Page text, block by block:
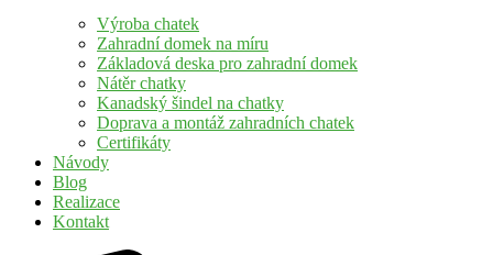
Výroba chatek
Zahradní domek na míru
Základová deska pro zahradní domek
Nátěr chatky
Kanadský šindel na chatky
Doprava a montáž zahradních chatek
Certifikáty
Návody
Blog
Realizace
Kontakt